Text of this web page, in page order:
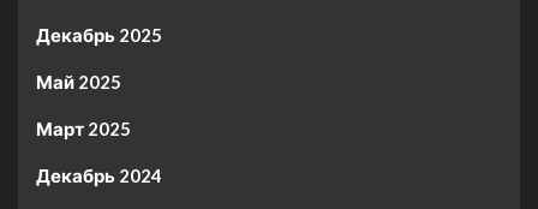
Декабрь 2025
Май 2025
Март 2025
Декабрь 2024